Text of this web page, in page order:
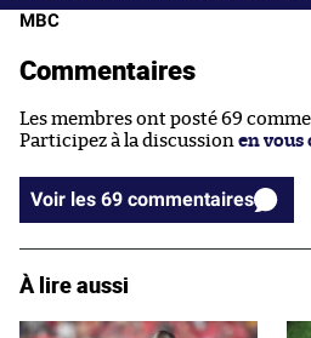
MBC
Commentaires
Les membres ont posté 69
Participez à la discussion en vous
Voir les 69 commentaires
À lire aussi